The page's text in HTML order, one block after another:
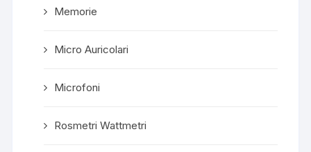
Memorie
Micro Auricolari
Microfoni
Rosmetri Wattmetri